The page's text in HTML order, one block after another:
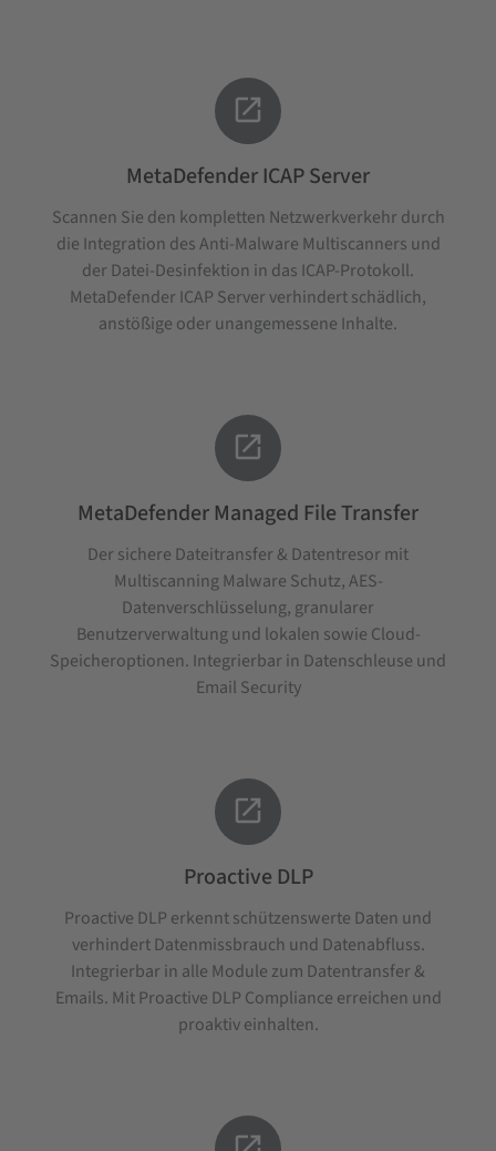

MetaDefender ICAP Server
Scannen Sie den kompletten Netzwerkverkehr durch
die Integration des Anti-Malware Multiscanners und
der Datei-Desinfektion in das ICAP-Protokoll.
MetaDefender ICAP Server verhindert schädlich,
anstößige oder unangemessene Inhalte.

MetaDefender Managed File Transfer
Der sichere Dateitransfer & Datentresor mit
Multiscanning Malware Schutz, AES-
Datenverschlüsselung, granularer
Benutzerverwaltung und lokalen sowie Cloud-
Speicheroptionen. Integrierbar in Datenschleuse und
Email Security

Proactive DLP
Proactive DLP erkennt schützenswerte Daten und
verhindert Datenmissbrauch und Datenabfluss.
Integrierbar in alle Module zum Datentransfer &
Emails. Mit Proactive DLP Compliance erreichen und
proaktiv einhalten.